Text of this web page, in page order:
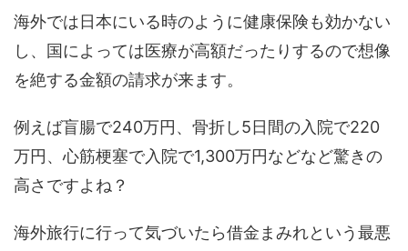
海外では日本にいる時のように健康保険も効かない
し、国によっては医療が高額だったりするので想像
を絶する金額の請求が来ます。
例えば盲腸で240万円、骨折し5日間の入院で220
万円、心筋梗塞で入院で1,300万円などなど驚きの
高さですよね？
海外旅行に行って気づいたら借金まみれという最悪